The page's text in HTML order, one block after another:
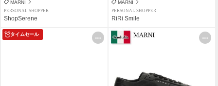
MARNI
PERSONAL SHOPPER
ShopSerene
MARNI
PERSONAL SHOPPER
RiRi Smile
タイムセール